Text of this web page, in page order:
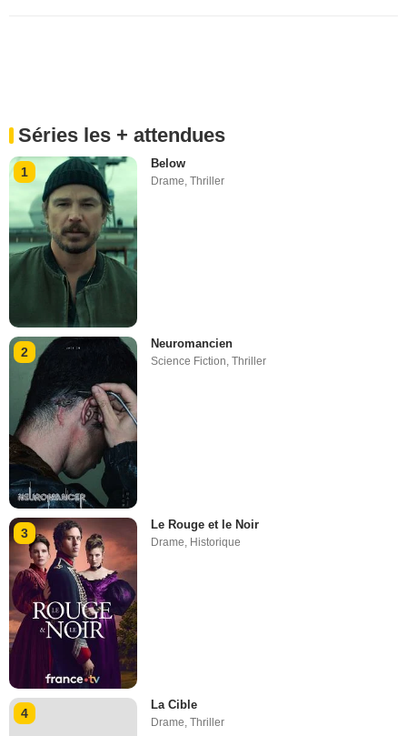
Séries les + attendues
1
Below
Drame,Thriller
2
Neuromancien
Science Fiction,Thriller
3
Le Rouge et le Noir
Drame Historique
4
La Cible
Drame,Thriller